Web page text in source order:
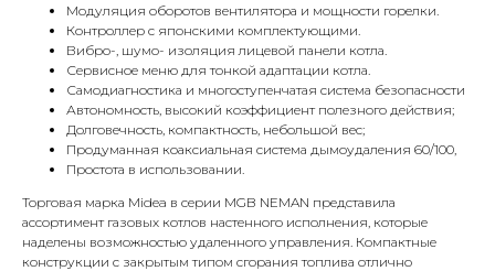
Модуляция оборотов вентилятора и мощности горелки.
Контроллер с японскими комплектующими.
Вибро-, шумо- изоляция лицевой панели котла.
Сервисное меню для тонкой адаптации котла.
Самодиагностика и многоступенчатая система безопасности
Автономность, высокий коэффициент полезного действия;
Долговечность, компактность, небольшой вес;
Продуманная коаксиальная система дымоудаления 60/100,
Простота в использовании.
Торговая марка Midea в серии MGB NEMAN представила
ассортимент газовых котлов настенного исполнения, которые
наделены возможностью удаленного управления. Компактные
конструкции с закрытым типом сгорания топлива отлично
Адрес
Г.Москва Волоколамское шоссе,
71/22к2
Пн-вс с 9:00 до 18:00
Телефон
8 495 233-79-79
8 985 233-79-79